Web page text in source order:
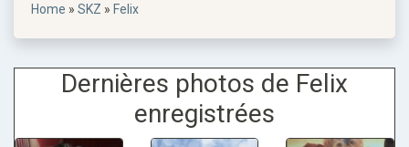
Home » SKZ » Felix
Dernières photos de Felix
enregistrées